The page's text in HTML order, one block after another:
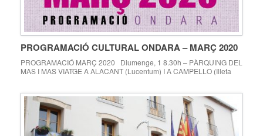
PROGRAMACIÓ CULTURAL ONDARA – MARÇ 2020
PROGRAMACIÓ MARÇ 2020 Diumenge, 1 8.30h – PÀRQUING DEL
MAS I MAS VIATGE A ALACANT (Lucentum) I A CAMPELLO (Illeta
Divendres, 6 17h – Casa de Cultura PROJECCIÓ I COL·LOQUI del
documental “Amamantar, el […]